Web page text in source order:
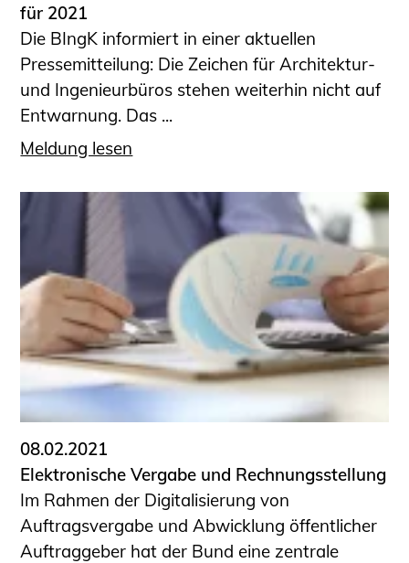
für 2021
Die BIngK informiert in einer aktuellen
Pressemitteilung: Die Zeichen für Architektur-
und Ingenieurbüros stehen weiterhin nicht auf
Entwarnung. Das ...
Meldung lesen
08.02.2021
Elektronische Vergabe und Rechnungsstellung
Im Rahmen der Digitalisierung von
Auftragsvergabe und Abwicklung öffentlicher
Auftraggeber hat der Bund eine zentrale